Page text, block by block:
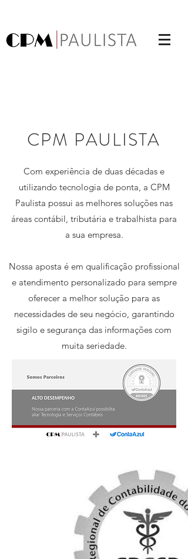
CPM PAULISTA
Com experiência de duas décadas e
utilizando tecnologia de ponta, a CPM
Paulista possui as melhores soluções nas
áreas contábil, tributária e trabalhista para
a sua empresa.
Nossa aposta é em qualificação profissional
e atendimento personalizado para sempre
oferecer a melhor solução para as
necessidades de seu negócio, garantindo
sigilo e segurança das informações com
muita seriedade.